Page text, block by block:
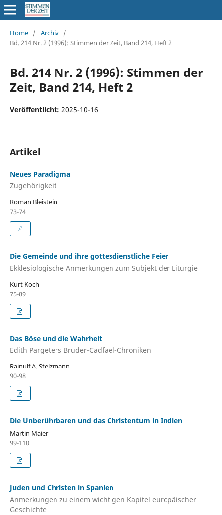
Home / Archiv /
Bd. 214 Nr. 2 (1996): Stimmen der Zeit, Band 214, Heft 2
Bd. 214 Nr. 2 (1996): Stimmen der
Zeit, Band 214, Heft 2
Veröffentlicht: 2025-10-16
Artikel
Neues Paradigma
Zugehörigkeit
Roman Bleistein
73-74
Die Gemeinde und ihre gottesdienstliche Feier
Ekklesiologische Anmerkungen zum Subjekt der Liturgie
Kurt Koch
75-89
Das Böse und die Wahrheit
Edith Pargeters Bruder-Cadfael-Chroniken
Rainulf A. Stelzmann
90-98
Die Unberührbaren und das Christentum in Indien
Martin Maier
99-110
Juden und Christen in Spanien
Anmerkungen zu einem wichtigen Kapitel europäischer
Geschichte